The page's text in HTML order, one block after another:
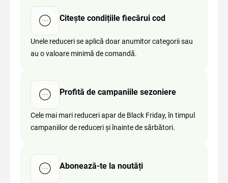
Citește condițiile fiecărui cod
Unele reduceri se aplică doar anumitor categorii sau
au o valoare minimă de comandă.
Profită de campaniile sezoniere
Cele mai mari reduceri apar de Black Friday, în timpul
campaniilor de reduceri și înainte de sărbători.
Abonează-te la noutăți